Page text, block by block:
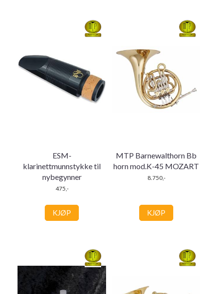
ESM-
klarinettmunnstykke til
nybegynner
475,-
KJØP
MTP Barnewalthorn Bb
horn mod.K-45 MOZART
8.750,-
KJØP